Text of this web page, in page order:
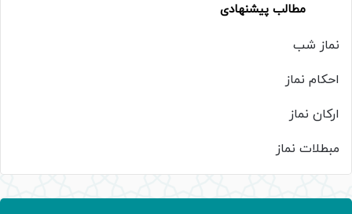
مطالب پیشنهادی
نماز شب
احکام نماز
ارکان نماز
مبطلات نماز